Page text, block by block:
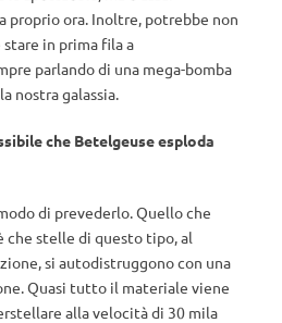
proprio ora. Inoltre, potrebbe non
in prima fila a
parlando di una mega-bomba
nostra galassia.
che Betelgeuse esploda
di prevederlo. Quello che
che stelle di questo tipo, al
si autodistruggono con una
Quasi tutto il materiale viene
alla velocità di 30 mila